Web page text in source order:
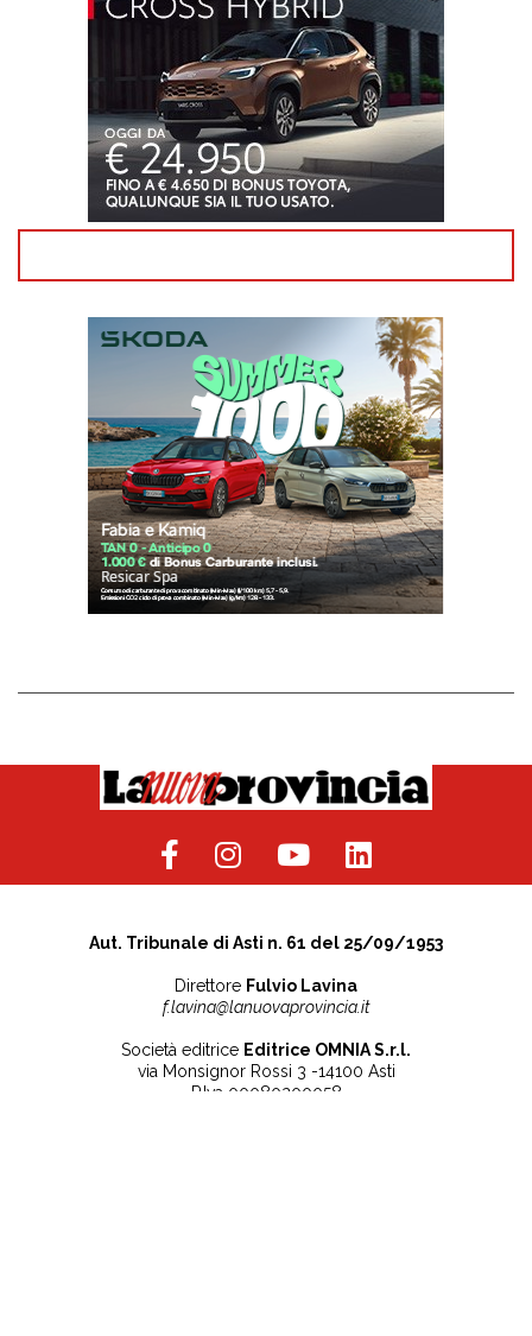
Aut. Tribunale di Asti n. 61 del 25/09/1953
Direttore Fulvio Lavina
f.lavina@lanuovaprovincia.it
Società editrice Editrice OMNIA S.r.l.
via Monsignor Rossi 3 -14100 Asti
P.Iva 00080200058